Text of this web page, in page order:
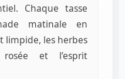
Chaque tasse
matinale en
limpide, les herbes
et l’esprit